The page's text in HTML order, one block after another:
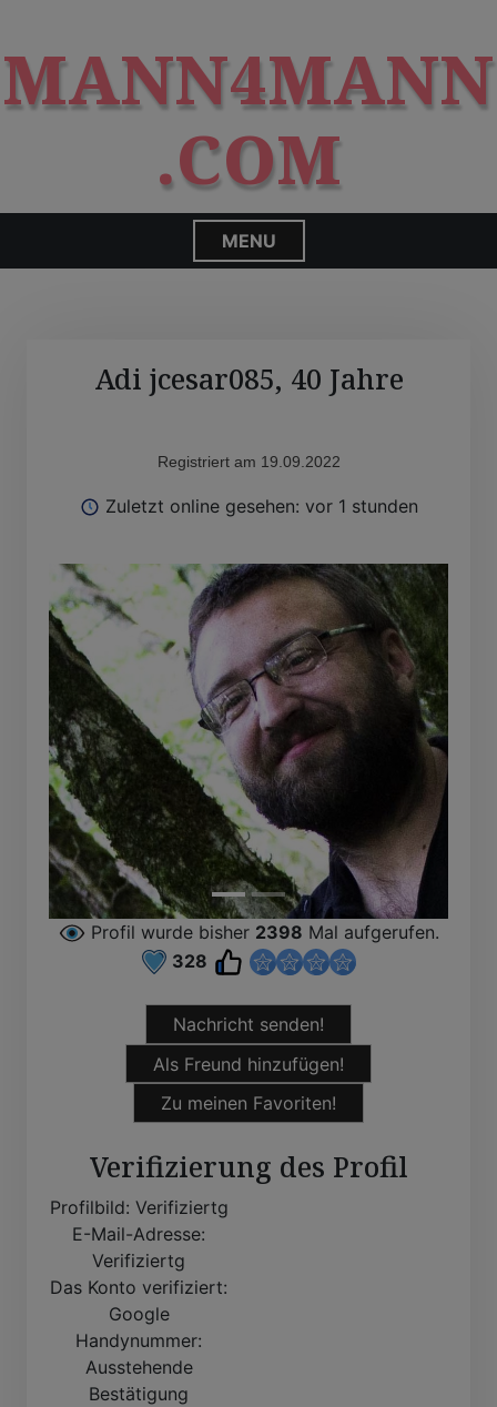
i
p
o
c
n
t
MANN4MANN
.COM
MENU
Adi jcesar085, 40 Jahre
Registriert am 19.09.2022
Zuletzt online gesehen: vor 1 stunden
Profil wurde bisher 2398 Mal aufgerufen.
328
Nachricht senden!
Als Freund hinzufügen!
Zu meinen Favoriten!
Verifizierung des Profil
Profilbild: Verifiziertg
E-Mail-Adresse:
Verifiziertg
Das Konto verifiziert:
Google
Handynummer:
Ausstehende
Bestätigung